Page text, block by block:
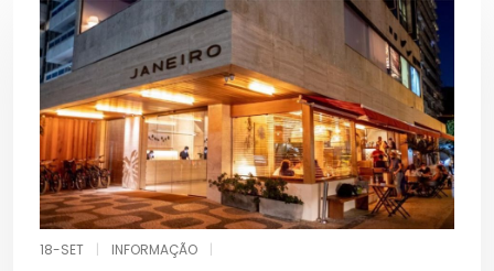
18-SET INFORMAÇÃO